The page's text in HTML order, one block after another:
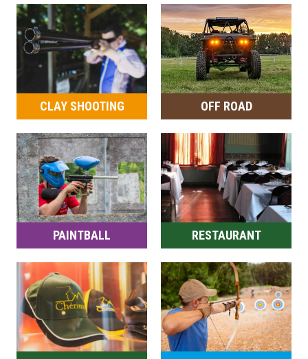
CLAY SHOOTING OFF ROAD
PAINTBALL RESTAURANT